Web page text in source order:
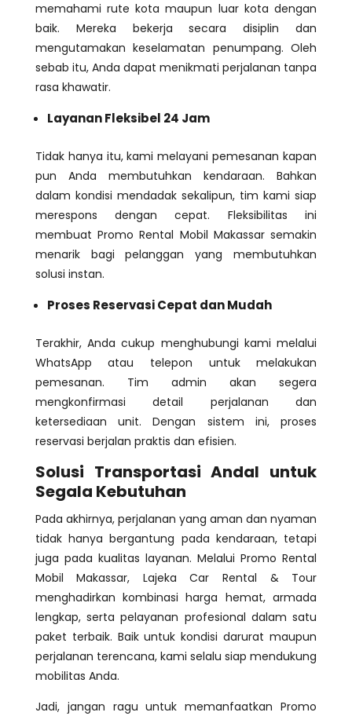
memahami rute kota maupun luar kota dengan
baik. Mereka bekerja secara disiplin dan
mengutamakan keselamatan penumpang. Oleh
sebab itu, Anda dapat menikmati perjalanan tanpa
rasa khawatir.
Layanan Fleksibel 24 Jam
Tidak hanya itu, kami melayani pemesanan kapan
pun Anda membutuhkan kendaraan. Bahkan
dalam kondisi mendadak sekalipun, tim kami siap
merespons dengan cepat. Fleksibilitas ini
membuat Promo Rental Mobil Makassar semakin
menarik bagi pelanggan yang membutuhkan
solusi instan.
Proses Reservasi Cepat dan Mudah
Terakhir, Anda cukup menghubungi kami melalui
WhatsApp atau telepon untuk melakukan
pemesanan. Tim admin akan segera
mengkonfirmasi detail perjalanan dan
ketersediaan unit. Dengan sistem ini, proses
reservasi berjalan praktis dan efisien.
Solusi Transportasi Andal untuk
Segala Kebutuhan
Pada akhirnya, perjalanan yang aman dan nyaman
tidak hanya bergantung pada kendaraan, tetapi
juga pada kualitas layanan. Melalui Promo Rental
Mobil Makassar, Lajeka Car Rental & Tour
menghadirkan kombinasi harga hemat, armada
lengkap, serta pelayanan profesional dalam satu
paket terbaik. Baik untuk kondisi darurat maupun
perjalanan terencana, kami selalu siap mendukung
mobilitas Anda.
Jadi, jangan ragu untuk memanfaatkan Promo